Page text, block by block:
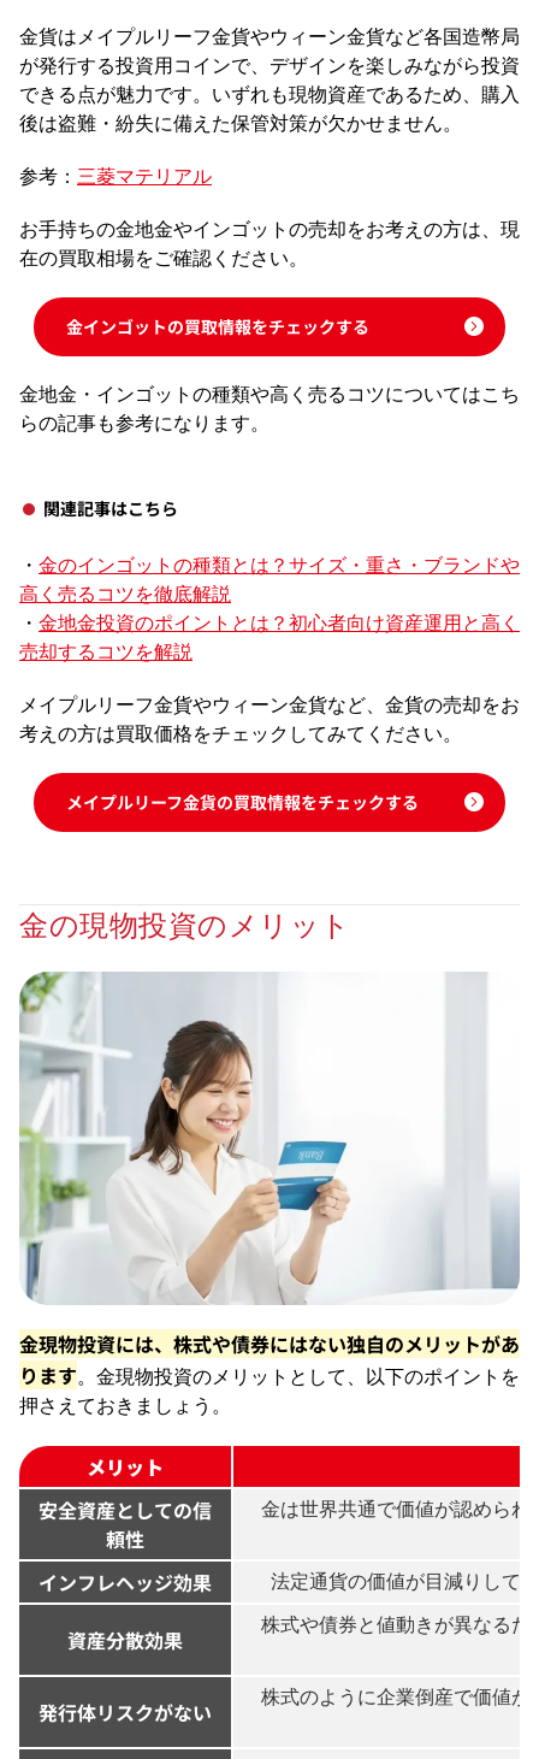
金貨はメイプルリーフ金貨やウィーン金貨など各国造幣局
が発行する投資用コインで、デザインを楽しみながら投資
できる点が魅力です。いずれも現物資産であるため、購入
後は盗難・紛失に備えた保管対策が欠かせません。
参考： 三菱マテリアル
お手持ちの金地金やインゴットの売却をお考えの方は、現
在の買取相場をご確認ください。
金インゴットの買取情報をチェックする
金地金・インゴットの種類や高く売るコツについてはこち
らの記事も参考になります。
関連記事はこちら
・ 金のインゴットの種類とは？サイズ・重さ・ブランドや
高く売るコツを徹底解説
・ 金地金投資のポイントとは？初心者向け資産運用と高く
売却するコツを解説
メイプルリーフ金貨やウィーン金貨など、金貨の売却をお
考えの方は買取価格をチェックしてみてください。
メイプルリーフ金貨の買取情報をチェックする
金の現物投資のメリット
金現物投資には、株式や債券にはない独自のメリットがあ
ります。金現物投資のメリットとして、以下のポイントを
押さえておきましょう。
メリット
安全資産としての信
頼性
金は世界共通で価値が認めら
インフレヘッジ効果 法定通貨の価値が目減りして
資産分散効果
株式や債券と値動きが異なる
発行体リスクがない
株式のように企業倒産で価値